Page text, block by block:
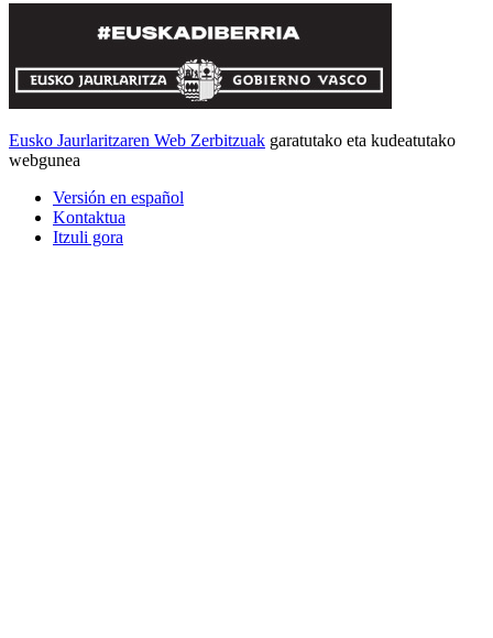
Eusko Jaurlaritzaren Web Zerbitzuak garatutako eta kudeatutako
webgunea
Versión en español
Kontaktua
Itzuli gora